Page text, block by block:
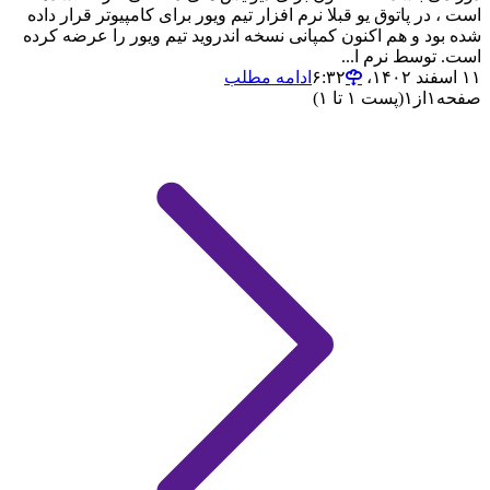
است ، در پاتوق یو قبلا نرم افزار تیم ویور برای کامپیوتر قرار داده
شده بود و هم اکنون کمپانی نسخه اندروید تیم ویور را عرضه کرده
است. توسط نرم ا...
۱۱ اسفند ۱۴۰۲،‏ ۶:۳۲
ادامه مطلب
صفحه ۱ از ۱(پست ۱ تا ۱)